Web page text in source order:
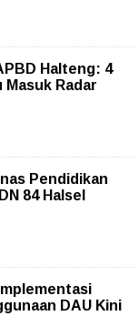
Halteng: 4
Radar
Pendidikan
84 Halsel
DAU Kini